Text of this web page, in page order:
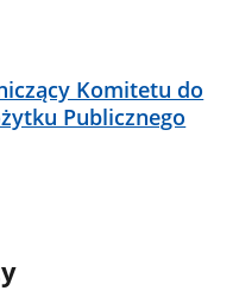
Komitetu do
Publicznego